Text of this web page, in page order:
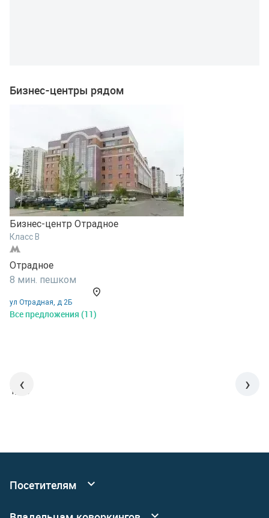
Бизнес-центры рядом
Бизнес-центр Отрадное
Класс B
Отрадное
8 мин. пешком
ул Отрадная, д 2Б
Все предложения (11)
‹ ›
1/15
Посетителям